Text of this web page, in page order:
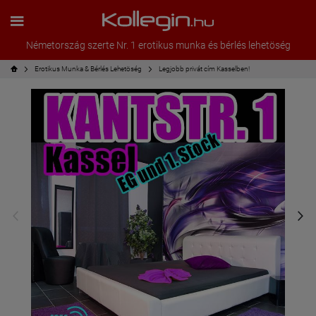
Németország szerte Nr. 1 erotikus munka és bérlés lehetöség
Erotikus Munka & Bérlés Lehetöség Legjobb privát cím Kasselben!